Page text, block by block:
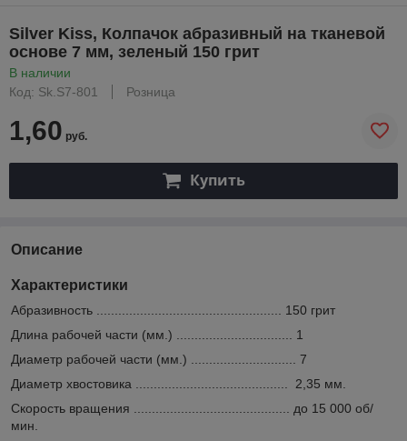
Silver Kiss, Колпачок абразивный на тканевой
основе 7 мм, зеленый 150 грит
В наличии
Код: Sk.S7-801
Розница
1,60 руб.
Купить
Описание
Характеристики
Абразивность ................................................... 150 грит
Длина рабочей части (мм.) ................................ 1
Диаметр рабочей части (мм.) ............................. 7
Диаметр хвостовика .......................................... 2,35 мм.
Скорость вращения ........................................... до 15 000 об/
мин.